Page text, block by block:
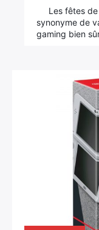
Les fêtes
synonyme de
gaming bien